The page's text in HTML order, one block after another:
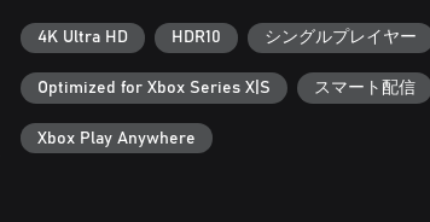
4K Ultra HD HDR10 シングルプレイヤー
Optimized for Xbox Series X|S スマート配信
Xbox Play Anywhere